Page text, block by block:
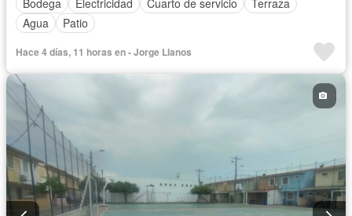
Bodega
Electricidad Cuarto de servicio
Terraza
Agua
Patio
Hace 4 días, 11 horas en - Jorge Llanos